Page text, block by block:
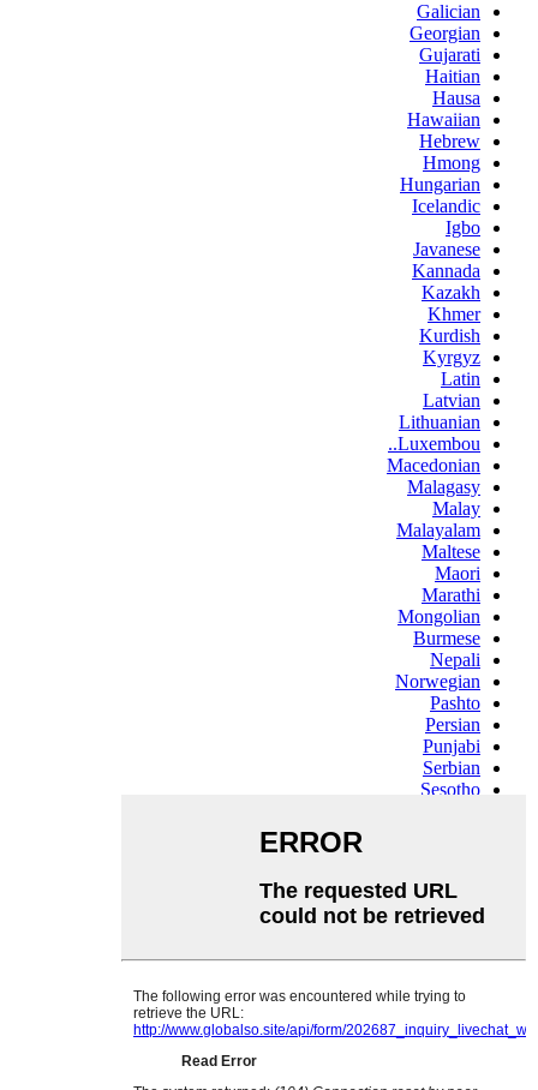
Galician
Georgian
Gujarati
Haitian
Hausa
Hawaiian
Hebrew
Hmong
Hungarian
Icelandic
Igbo
Javanese
Kannada
Kazakh
Khmer
Kurdish
Kyrgyz
Latin
Latvian
Lithuanian
Luxembou..
Macedonian
Malagasy
Malay
Malayalam
Maltese
Maori
Marathi
Mongolian
Burmese
Nepali
Norwegian
Pashto
Persian
Punjabi
Serbian
Sesotho
Samoan
Scots Gaelic
Sindhi
Swahili
Tajik